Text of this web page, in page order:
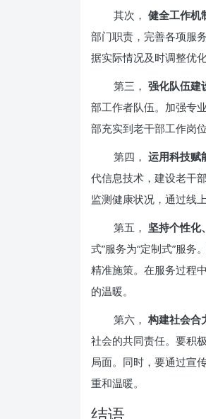
其次， 健全工作机
部门职责，完善各项服
据实际情况及时调整优化
第三， 强化队伍建
部工作者队伍。加强专
部充实到老干部工作岗
第四， 运用科技赋
代信息技术，建设老干
监测健康状况，通过线
第五， 坚持个性化
式”服务为“定制式”服务
精准施策。在服务过程
的温暖。
第六， 构建社会合
社会的共同责任。要积
局面。同时，要通过宣
重和温暖。